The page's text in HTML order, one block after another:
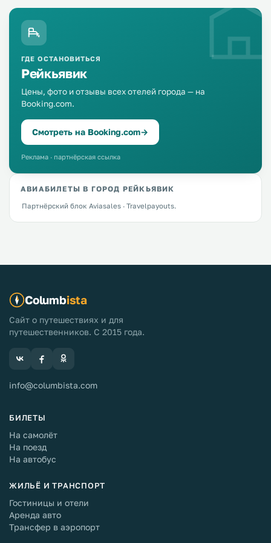
ГДЕ ОСТАНОВИТЬСЯ
Рейкьявик
Цены, фото и отзывы всех отелей города — на
Booking.com.
Смотреть на Booking.com→
Реклама · партнёрская ссылка
АВИАБИЛЕТЫ В ГОРОД РЕЙКЬЯВИК
Партнёрский блок Aviasales · Travelpayouts.
Columbista
Сайт о путешествиях и для
путешественников. С 2015 года.
info@columbista.com
БИЛЕТЫ
На самолёт
На поезд
На автобус
ЖИЛЬЁ И ТРАНСПОРТ
Гостиницы и отели
Аренда авто
Трансфер в аэропорт